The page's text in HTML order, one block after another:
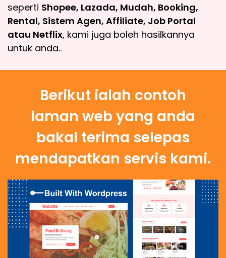
seperti Shopee, Lazada, Mudah, Booking,
Rental, Sistem Agen, Affiliate, Job Portal
atau Netflix, kami juga boleh hasilkannya
untuk anda..
Berikut ialah contoh
laman web yang anda
bakal terima selepas
mendapatkan servis kami.